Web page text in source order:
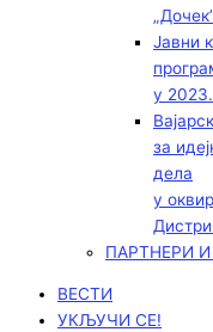
Јавни
у
за
дела
у
ПАРТНЕРИ
ВЕСТИ
УКЉУЧИ СЕ!